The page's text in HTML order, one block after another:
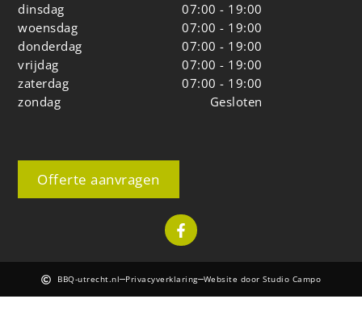
dinsdag
07:00 - 19:00
woensdag
07:00 - 19:00
donderdag
07:00 - 19:00
vrijdag
07:00 - 19:00
zaterdag
07:00 - 19:00
zondag
Gesloten
Offerte aanvragen
BBQ-utrecht.nl Privacyverklaring Website door Studio Campo